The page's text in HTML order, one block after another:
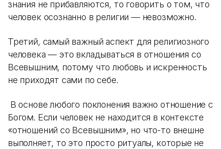
знания не прибавляются, то говорить о том, что
человек осознанно в религии — невозможно.
Третий, самый важный аспект для религиозного
человека — это вкладываться в отношения со
Всевышним, потому что любовь и искренность
не приходят сами по себе.
В основе любого поклонения важно отношение с
Богом. Если человек не находится в контексте
«отношений со Всевышним», но что-то внешне
выполняет, то это просто ритуалы, которые не